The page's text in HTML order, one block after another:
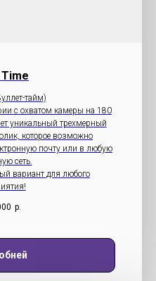
тайм)
с охватом камеры на 180
уникальный трехмерный
которое возможно
почту или в любую
сеть.
вариант для любого
р.